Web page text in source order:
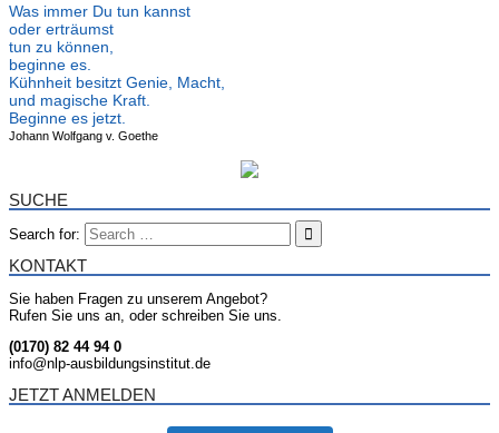
Was immer Du tun kannst
oder erträumst
tun zu können,
beginne es.
Kühnheit besitzt Genie, Macht,
und magische Kraft.
Beginne es jetzt.
Johann Wolfgang v. Goethe
SUCHE
Search for:
KONTAKT
Sie haben Fragen zu unserem Angebot?
Rufen Sie uns an, oder schreiben Sie uns.
(0170) 82 44 94 0
info@nlp-ausbildungsinstitut.de
JETZT ANMELDEN